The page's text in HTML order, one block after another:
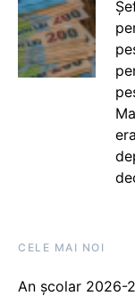
CELE MAI NOI
An școlar 2026-